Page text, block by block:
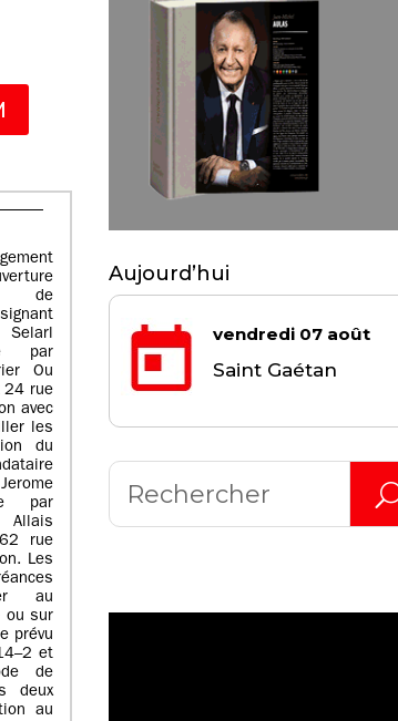
de
par
Ou
24 rue
avec
les
du
par
rue
Les
au
ou sur
prévu
et
de
deux
au
Aujourd’hui
vendredi 07 août
Saint Gaétan